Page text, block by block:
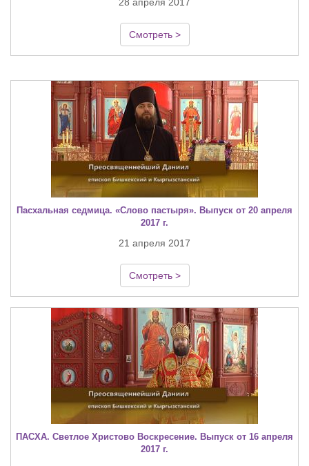
Смотреть >
Пасхальная седмица. «Слово пастыря». Выпуск от 20 апреля
2017 г.
21 апреля 2017
Смотреть >
ПАСХА. Светлое Христово Воскресение. Выпуск от 16 апреля
2017 г.